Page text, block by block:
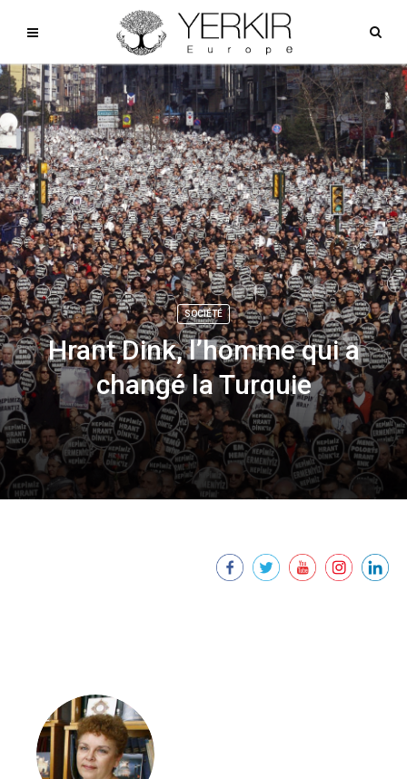
SOCIÉTÉ
Hrant Dink, l’homme qui a
changé la Turquie